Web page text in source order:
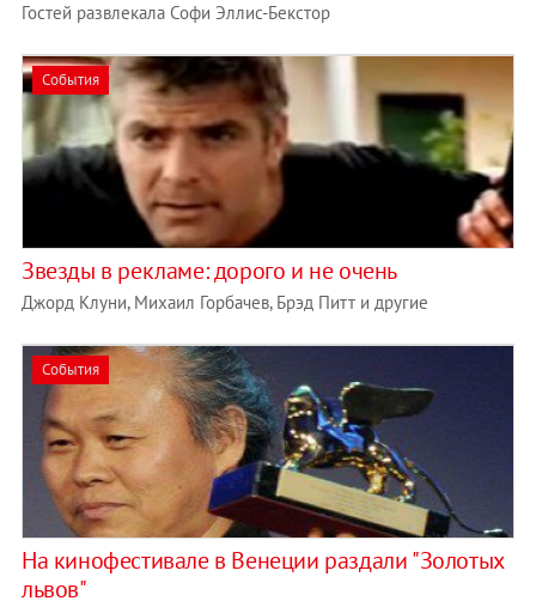
Гостей развлекала Софи Эллис-Бекстор
События
Звезды в рекламе: дорого и не очень
Джорд Клуни, Михаил Горбачев, Брэд Питт и другие
События
На кинофестивале в Венеции раздали "Золотых
львов"